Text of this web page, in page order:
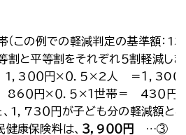
この例での軽減判定の基準額：
割と平等割をそれぞれ５割軽減しま
3００円×０．５×2人 ＝１，30０
０円×０．５×１世帯＝ 43０円
1，73０円が子ども分の軽減額とな
康保険料は、 ３，9００円 …③